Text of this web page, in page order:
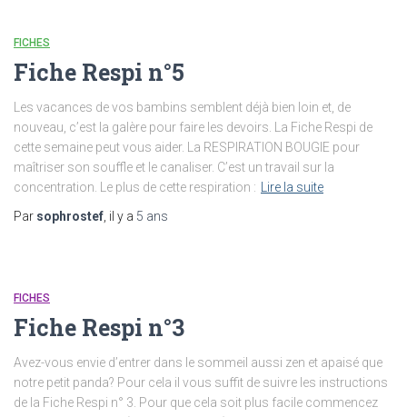
FICHES
Fiche Respi n°5
Les vacances de vos bambins semblent déjà bien loin et, de
nouveau, c’est la galère pour faire les devoirs. La Fiche Respi de
cette semaine peut vous aider. La RESPIRATION BOUGIE pour
maîtriser son souffle et le canaliser. C’est un travail sur la
concentration. Le plus de cette respiration :
Lire la suite
Par sophrostef , il y a 5 ans
FICHES
Fiche Respi n°3
Avez-vous envie d’entrer dans le sommeil aussi zen et apaisé que
notre petit panda? Pour cela il vous suffit de suivre les instructions
de la Fiche Respi n° 3. Pour que cela soit plus facile commencez